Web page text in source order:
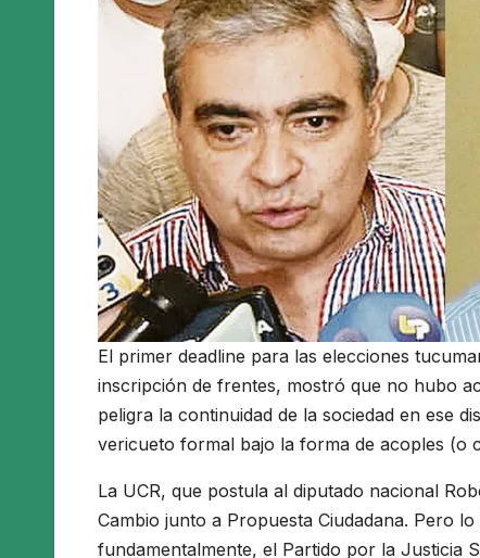
El primer deadline para las elecciones
inscripción de frentes, mostró que no hubo
peligra la continuidad de la sociedad en ese
vericueto formal bajo la forma de acoples (o
La UCR, que postula al diputado nacional
Cambio junto a Propuesta Ciudadana. Pero
fundamentalmente, el Partido por la Justicia